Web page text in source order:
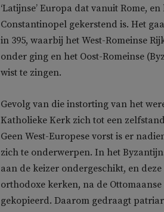
‘Latijnse’ Europa dat vanuit Rome,
Constantinopel gekerstend is. Het
in 395, waarbij het West-Romeinse
onder ging en het Oost-Romeinse
wist te zingen.
Gevolg van die instorting van het
Katholieke Kerk zich tot een
Geen West-Europese vorst is er
zich te onderwerpen. In het
aan de keizer ondergeschikt, en
orthodoxe kerken, na de
gekopieerd. Daarom gedraagt